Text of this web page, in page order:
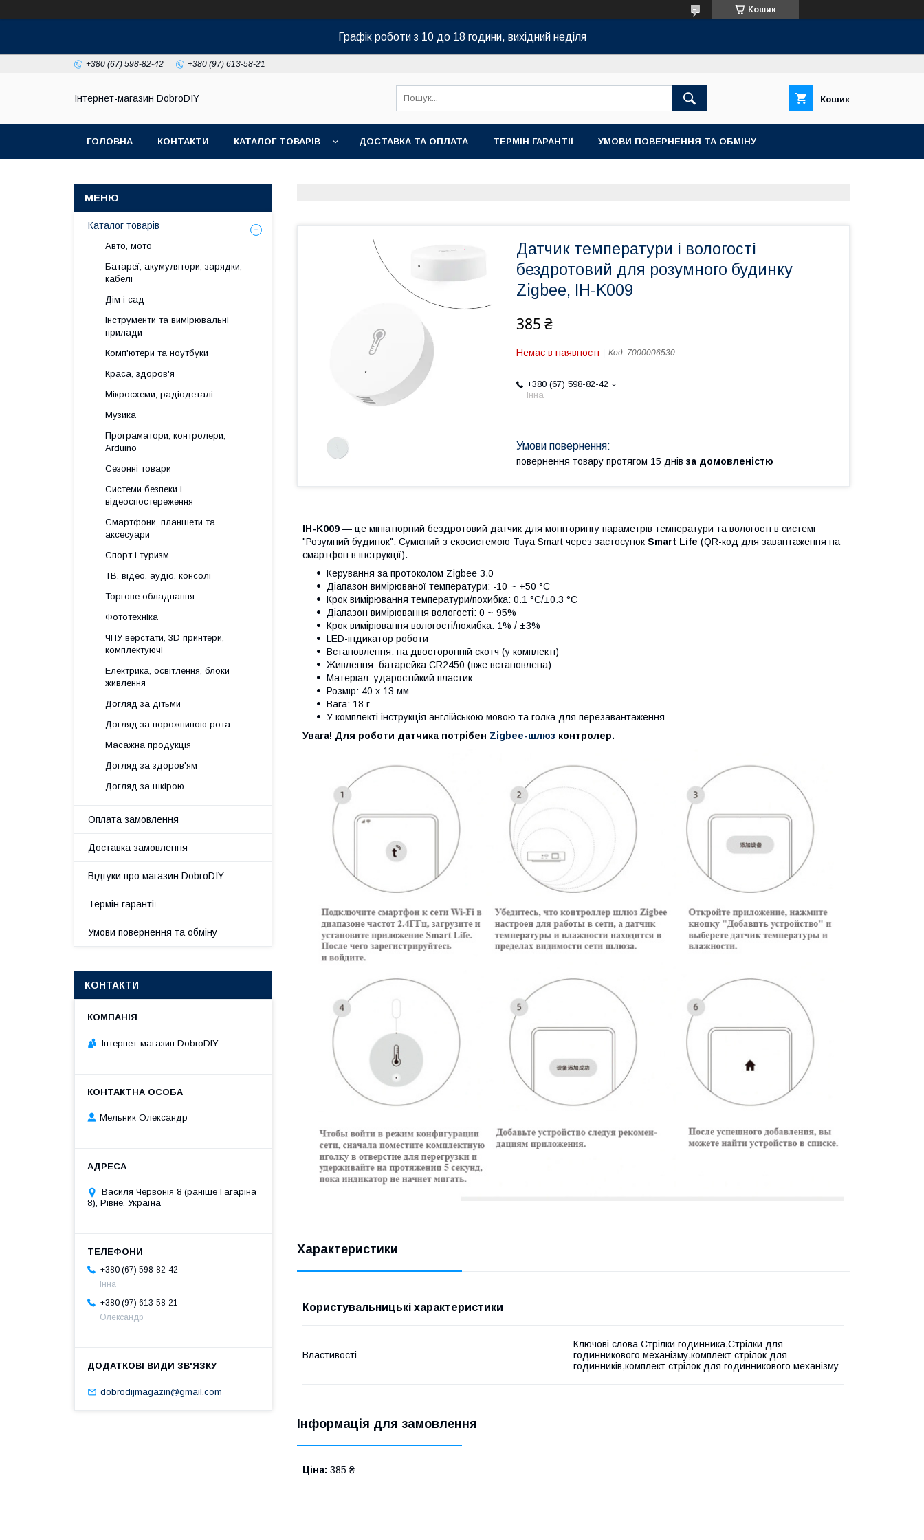
Кошик
Графік роботи з 10 до 18 години, вихідний неділя
+380 (67) 598-82-42 +380 (97) 613-58-21
Інтернет-магазин DobroDIY Кошик
ГОЛОВНА КОНТАКТИ КАТАЛОГ ТОВАРІВ ДОСТАВКА ТА ОПЛАТА ТЕРМІН ГАРАНТІЇ УМОВИ ПОВЕРНЕННЯ ТА ОБМІНУ
Датчик температури і вологості
бездротовий для розумного будинку
Zigbee, IH-K009
385 ₴
Немає в наявності Код: 7000006530
+380 (67) 598-82-42
Інна
повернення товару протягом 15 днів за домовленістю
IH-K009 — це мініатюрний бездротовий датчик для моніторингу параметрів температури та вологості в системі
"Розумний будинок". Сумісний з екосистемою Tuya Smart через застосунок Smart Life (QR-код для завантаження на
смартфон в інструкції).
Керування за протоколом Zigbee 3.0
Діапазон вимірюваної температури: -10 ~ +50 °C
Крок вимірювання температури/похибка: 0.1 °C/±0.3 °C
Діапазон вимірювання вологості: 0 ~ 95%
Крок вимірювання вологості/похибка: 1% / ±3%
LED-індикатор роботи
Встановлення: на двосторонній скотч (у комплекті)
Живлення: батарейка CR2450 (вже встановлена)
Матеріал: ударостійкий пластик
Розмір: 40 х 13 мм
Вага: 18 г
У комплекті інструкція англійською мовою та голка для перезавантаження
Увага! Для роботи датчика потрібен Zigbee-шлюз контролер.
Характеристики
Користувальницькі характеристики
Властивості
Ключові слова Стрілки годинника,Стрілки для
годинникового механізму,комплект стрілок для
годинників,комплект стрілок для годинникового механізму
Інформація для замовлення
Ціна: 385 ₴
Каталог товарів
Авто, мото
Батареї, акумулятори, зарядки,
кабелі
Дім і сад
Інструменти та вимірювальні
прилади
Комп'ютери та ноутбуки
Краса, здоров'я
Мікросхеми, радіодеталі
Музика
Програматори, контролери,
Arduino
Сезонні товари
Системи безпеки і
відеоспостереження
Смартфони, планшети та
аксесуари
Спорт і туризм
ТВ, відео, аудіо, консолі
Торгове обладнання
Фототехніка
ЧПУ верстати, 3D принтери,
комплектуючі
Електрика, освітлення, блоки
живлення
Догляд за дітьми
Догляд за порожниною рота
Масажна продукція
Догляд за здоров'ям
Догляд за шкірою
Оплата замовлення
Доставка замовлення
Відгуки про магазин DobroDIY
Термін гарантії
Умови повернення та обміну
КОНТАКТИ
Інтернет-магазин DobroDIY
Мельник Олександр
Василя Червонія 8 (раніше Гагаріна
8), Рівне, Україна
+380 (67) 598-82-42
Інна
+380 (97) 613-58-21
Олександр
dobrodijmagazin@gmail.com